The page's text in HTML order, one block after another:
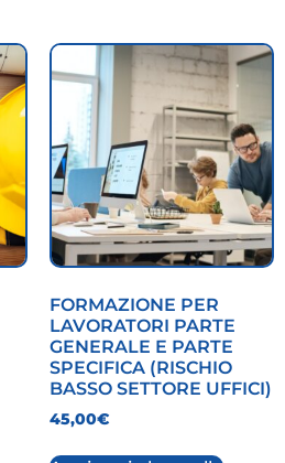
FORMAZIONE PER
LAVORATORI PARTE
GENERALE E PARTE
SPECIFICA (RISCHIO
BASSO SETTORE UFFICI)
45,00€